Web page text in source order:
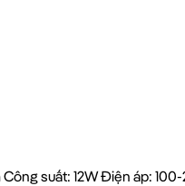
suất: 12W Điện áp: